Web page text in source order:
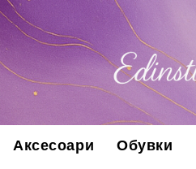
Аксесоари Обувки